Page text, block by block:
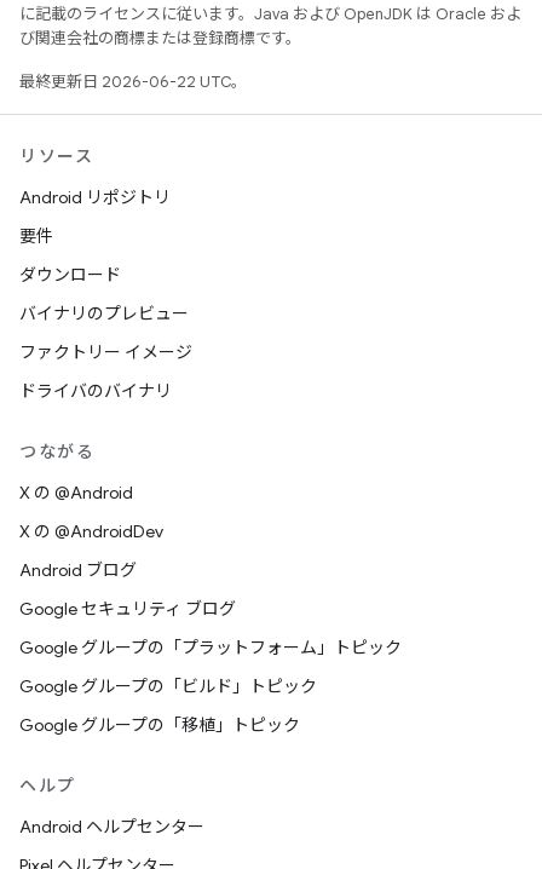
に記載のライセンスに従います。Java および OpenJDK は Oracle およ
び関連会社の商標または登録商標です。
最終更新日 2026-06-22 UTC。
リソース
Android リポジトリ
要件
ダウンロード
バイナリのプレビュー
ファクトリー イメージ
ドライバのバイナリ
つながる
X の @Android
X の @AndroidDev
Android ブログ
Google セキュリティ ブログ
Google グループの「プラットフォーム」トピック
Google グループの「ビルド」トピック
Google グループの「移植」トピック
ヘルプ
Android ヘルプセンター